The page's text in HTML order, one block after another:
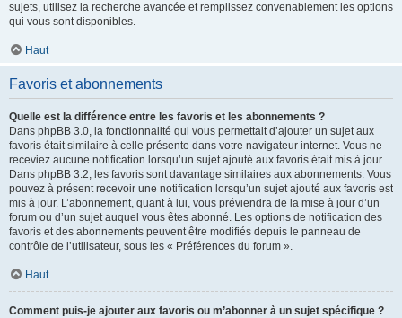
sujets, utilisez la recherche avancée et remplissez convenablement les options
qui vous sont disponibles.
Haut
Favoris et abonnements
Quelle est la différence entre les favoris et les abonnements ?
Dans phpBB 3.0, la fonctionnalité qui vous permettait d’ajouter un sujet aux
favoris était similaire à celle présente dans votre navigateur internet. Vous ne
receviez aucune notification lorsqu’un sujet ajouté aux favoris était mis à jour.
Dans phpBB 3.2, les favoris sont davantage similaires aux abonnements. Vous
pouvez à présent recevoir une notification lorsqu’un sujet ajouté aux favoris est
mis à jour. L’abonnement, quant à lui, vous préviendra de la mise à jour d’un
forum ou d’un sujet auquel vous êtes abonné. Les options de notification des
favoris et des abonnements peuvent être modifiés depuis le panneau de
contrôle de l’utilisateur, sous les « Préférences du forum ».
Haut
Comment puis-je ajouter aux favoris ou m’abonner à un sujet spécifique ?